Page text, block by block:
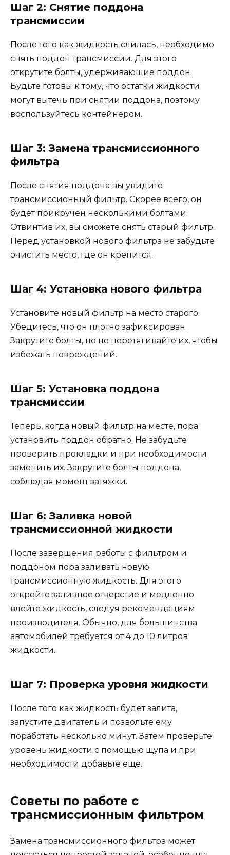
Шаг 2: Снятие поддона
трансмиссии
После того как жидкость слилась, необходимо
снять поддон трансмиссии. Для этого
открутите болты, удерживающие поддон.
Будьте готовы к тому, что остатки жидкости
могут вытечь при снятии поддона, поэтому
воспользуйтесь контейнером.
Шаг 3: Замена трансмиссионного
фильтра
После снятия поддона вы увидите
трансмиссионный фильтр. Скорее всего, он
будет прикручен несколькими болтами.
Отвинтив их, вы сможете снять старый фильтр.
Перед установкой нового фильтра не забудьте
очистить место, где он крепится.
Шаг 4: Установка нового фильтра
Установите новый фильтр на место старого.
Убедитесь, что он плотно зафиксирован.
Закрутите болты, но не перетягивайте их, чтобы
избежать повреждений.
Шаг 5: Установка поддона
трансмиссии
Теперь, когда новый фильтр на месте, пора
установить поддон обратно. Не забудьте
проверить прокладки и при необходимости
заменить их. Закрутите болты поддона,
соблюдая момент затяжки.
Шаг 6: Заливка новой
трансмиссионной жидкости
После завершения работы с фильтром и
поддоном пора заливать новую
трансмиссионную жидкость. Для этого
откройте заливное отверстие и медленно
влейте жидкость, следуя рекомендациям
производителя. Обычно, для большинства
автомобилей требуется от 4 до 10 литров
жидкости.
Шаг 7: Проверка уровня жидкости
После того как жидкость будет залита,
запустите двигатель и позвольте ему
поработать несколько минут. Затем проверьте
уровень жидкости с помощью щупа и при
необходимости добавьте еще.
Советы по работе с
трансмиссионным фильтром
Замена трансмиссионного фильтра может